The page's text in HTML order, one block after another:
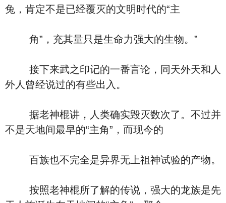
兔，肯定不是已经覆灭的文明时代的“主
角”，充其量只是生命力强大的生物。”
接下来武之印记的一番言论，同天外天和人
外人曾经说过的有些出入。
据老神棍讲，人类确实毁灭数次了。不过并
不是天地间最早的“主角”，而现今的
百族也不完全是异界无上祖神试验的产物。
按照老神棍所了解的传说，强大的龙族是先